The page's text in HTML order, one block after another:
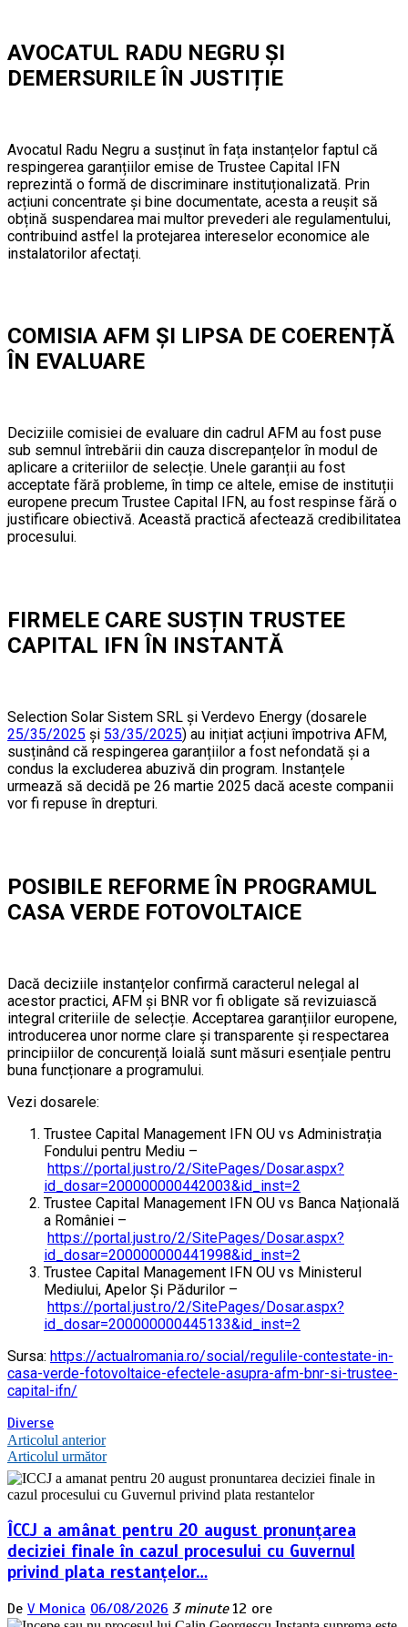
AVOCATUL RADU NEGRU ȘI
DEMERSURILE ÎN JUSTIȚIE
Avocatul Radu Negru a susținut în fața instanțelor faptul că
respingerea garanțiilor emise de Trustee Capital IFN
reprezintă o formă de discriminare instituționalizată. Prin
acțiuni concentrate și bine documentate, acesta a reușit să
obțină suspendarea mai multor prevederi ale regulamentului,
contribuind astfel la protejarea intereselor economice ale
instalatorilor afectați.
COMISIA AFM ȘI LIPSA DE COERENȚĂ
ÎN EVALUARE
Deciziile comisiei de evaluare din cadrul AFM au fost puse
sub semnul întrebării din cauza discrepanțelor în modul de
aplicare a criteriilor de selecție. Unele garanții au fost
acceptate fără probleme, în timp ce altele, emise de instituții
europene precum Trustee Capital IFN, au fost respinse fără o
justificare obiectivă. Această practică afectează credibilitatea
procesului.
FIRMELE CARE SUSȚIN TRUSTEE
CAPITAL IFN ÎN INSTANTĂ
Selection Solar Sistem SRL și Verdevo Energy (dosarele
25/35/2025 și 53/35/2025) au inițiat acțiuni împotriva AFM,
susținând că respingerea garanțiilor a fost nefondată și a
condus la excluderea abuzivă din program. Instanțele
urmează să decidă pe 26 martie 2025 dacă aceste companii
vor fi repuse în drepturi.
POSIBILE REFORME ÎN PROGRAMUL
CASA VERDE FOTOVOLTAICE
Dacă deciziile instanțelor confirmă caracterul nelegal al
acestor practici, AFM și BNR vor fi obligate să revizuiască
integral criteriile de selecție. Acceptarea garanțiilor europene,
introducerea unor norme clare și transparente și respectarea
principiilor de concurență loială sunt măsuri esențiale pentru
buna funcționare a programului.
Vezi dosarele:
Trustee Capital Management IFN OU vs Administrația
Fondului pentru Mediu –
https://portal.just.ro/2/SitePages/Dosar.aspx?
id_dosar=200000000442003&id_inst=2
Trustee Capital Management IFN OU vs Banca Națională
a României –
https://portal.just.ro/2/SitePages/Dosar.aspx?
id_dosar=200000000441998&id_inst=2
Trustee Capital Management IFN OU vs Ministerul
Mediului, Apelor Şi Pădurilor –
https://portal.just.ro/2/SitePages/Dosar.aspx?
id_dosar=200000000445133&id_inst=2
Sursa: https://actualromania.ro/social/regulile-contestate-in-
casa-verde-fotovoltaice-efectele-asupra-afm-bnr-si-trustee-
capital-ifn/
Diverse
Navigare
în
articole
Articolul anterior
Articolul următor
ÎCCJ a amânat pentru 20 august pronunțarea
deciziei finale în cazul procesului cu Guvernul
privind plata restanțelor…
De V Monica 06/08/2026 3 minute 12 ore